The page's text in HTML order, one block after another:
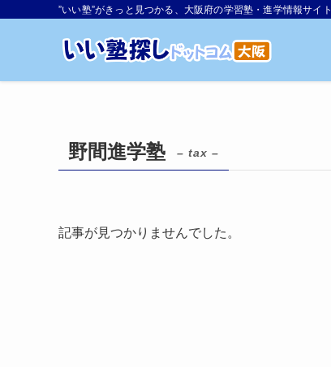
”いい塾”がきっと見つかる、大阪府の学習塾・進学情報サイト
野間進学塾 – tax –
記事が見つかりませんでした。